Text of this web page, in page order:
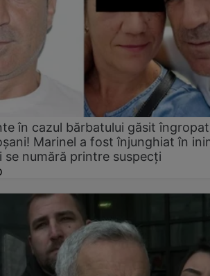
în cazul bărbatului găsit
Marinel a fost înjunghiat în
se numără printre suspecți